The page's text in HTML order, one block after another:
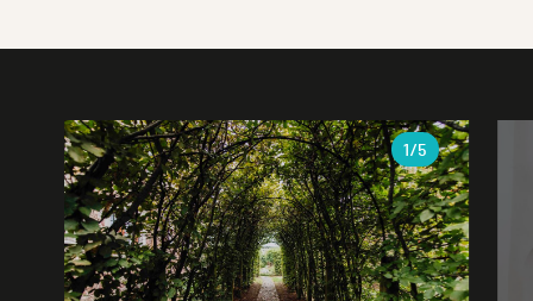
Galerie
1/5